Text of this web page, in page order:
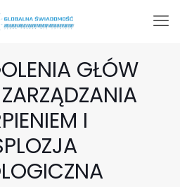
GŁÓW
I